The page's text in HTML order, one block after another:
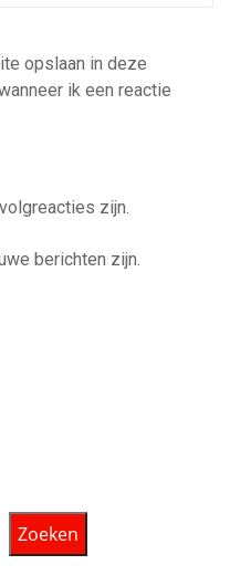
opslaan in deze
ik een reactie
zijn.
berichten zijn.
Zoeken